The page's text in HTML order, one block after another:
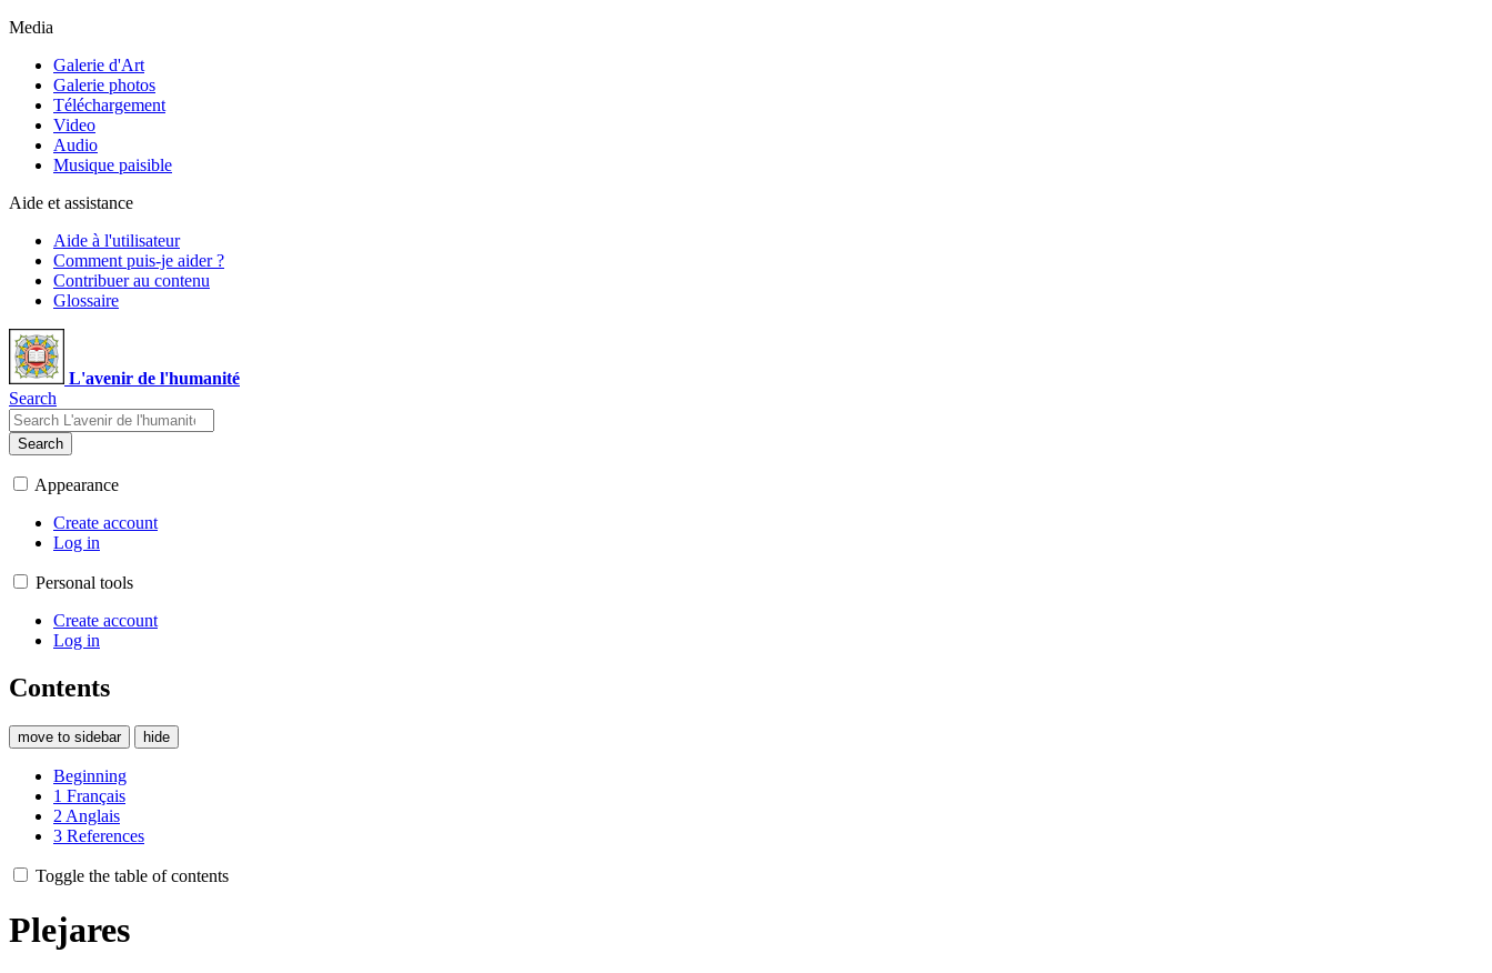
Media
Galerie d'Art
Galerie photos
Téléchargement
Video
Audio
Musique paisible
Aide et assistance
Aide à l'utilisateur
Comment puis-je aider ?
Contribuer au contenu
Glossaire
L'avenir de l'humanité
Search
Search
Appearance
Create account
Log in
Personal tools
Create account
Log in
Contents
move to sidebar hide
Beginning
1 Français
2 Anglais
3 References
Toggle the table of contents
Plejares